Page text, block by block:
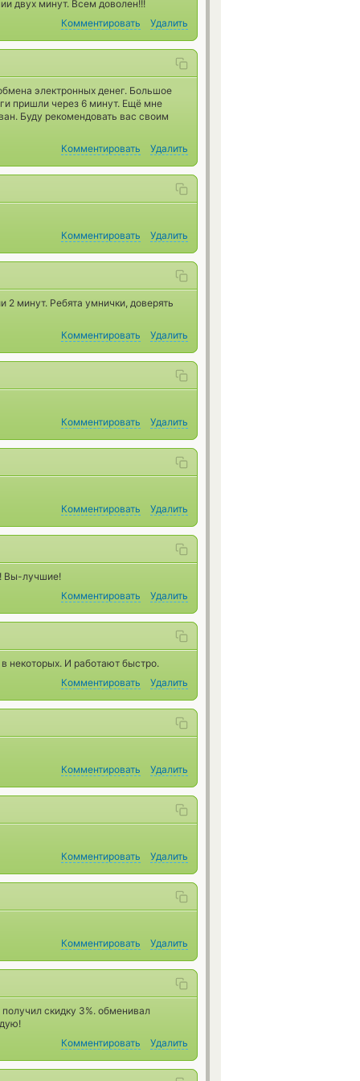
двух минут. Всем доволен!!!
Комментировать
Удалить
электронных денег. Большое
пришли через 6 минут. Ещё мне
Буду рекомендовать вас своим
Комментировать Удалить
Комментировать Удалить
минут. Ребята умнички, доверять
Комментировать Удалить
Комментировать Удалить
Комментировать Удалить
Вы-лучшие!
Комментировать
Удалить
некоторых. И работают быстро.
Комментировать
Удалить
Комментировать Удалить
Комментировать Удалить
Комментировать Удалить
скидку 3%. обменивал
Комментировать
Удалить